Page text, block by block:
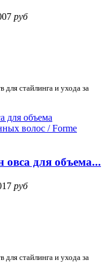
руб
стайлинга и ухода за
для объема...
руб
стайлинга и ухода за